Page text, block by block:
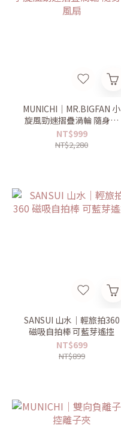
MUNICHI｜MR.BIGFAN 小
旋風勁速摺疊渦輪 隨身小
風扇
NT$999
NT$2,280
SANSUI 山水｜輕旅拍360
磁吸自拍棒 可藍芽遙控
NT$699
NT$899